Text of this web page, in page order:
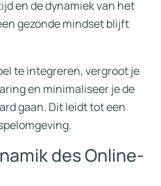
en de dynamiek van het
gezonde mindset blijft
te integreren, vergroot je
en minimaliseer je de
gaan. Dit leidt tot een
des Online-